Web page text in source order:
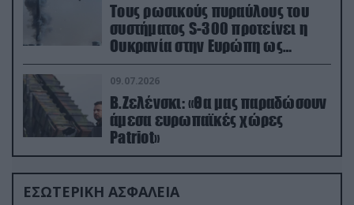
Τους ρωσικούς πυραύλους του
συστήματος S-300 προτείνει η
Ουκρανία στην Ευρώπη ως
αντιβαλλιστικό σύστημα
09.07.2026
Β.Ζελένσκι: «Θα μας παραδώσουν
άμεσα ευρωπαϊκές χώρες
Patriot»
ΕΣΩΤΕΡΙΚΗ ΑΣΦΑΛΕΙΑ